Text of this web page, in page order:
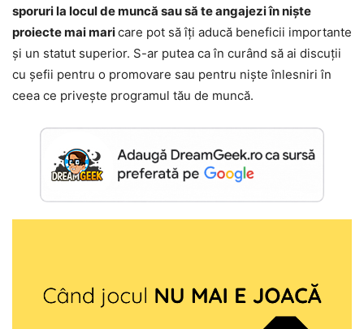
sporuri la locul de muncă sau să te angajezi în niște
proiecte mai maricare pot să îți aducă beneficii importante
și un statut superior. S-ar putea ca în curând să ai discuții
cu șefii pentru o promovare sau pentru niște înlesniri în
ceea ce privește programul tău de muncă.